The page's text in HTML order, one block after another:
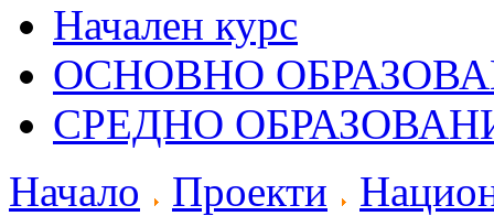
Начален курс
ОСНОВНО
СРЕДНО
Начало
Проекти